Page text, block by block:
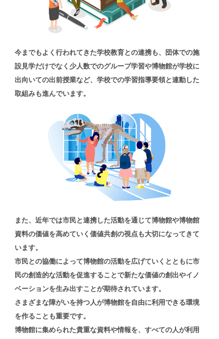
今までもよく行われてきた学校教育との連携も、
団体での施
設見学だけでなく 少人数でのグループ学習や博物館が学校に
出向いての出前授業など、 学校での学習指導要領と連動した
取組みも進んでいます。
また、近年では市民と連携した活動を通じて博物館や博物館
資料の価値を高めていく 価値共創の視点も大切になってきて
います。
市民との協働によって博物館の活動を広げていくとともに市
民の創造的な活動を促進することで新たな価値の創出やイノ
ベーションを生み出すことが期待されています。
さまざまな障がいを持つ人が博物館を自由に利用できる環境
を作ることも重要です。
博物館に集められた貴重な資料や情報を、 すべての人が利用